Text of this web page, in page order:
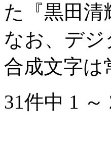
た『黒田清
なお、デ
合成文字は
31件中 1 ～